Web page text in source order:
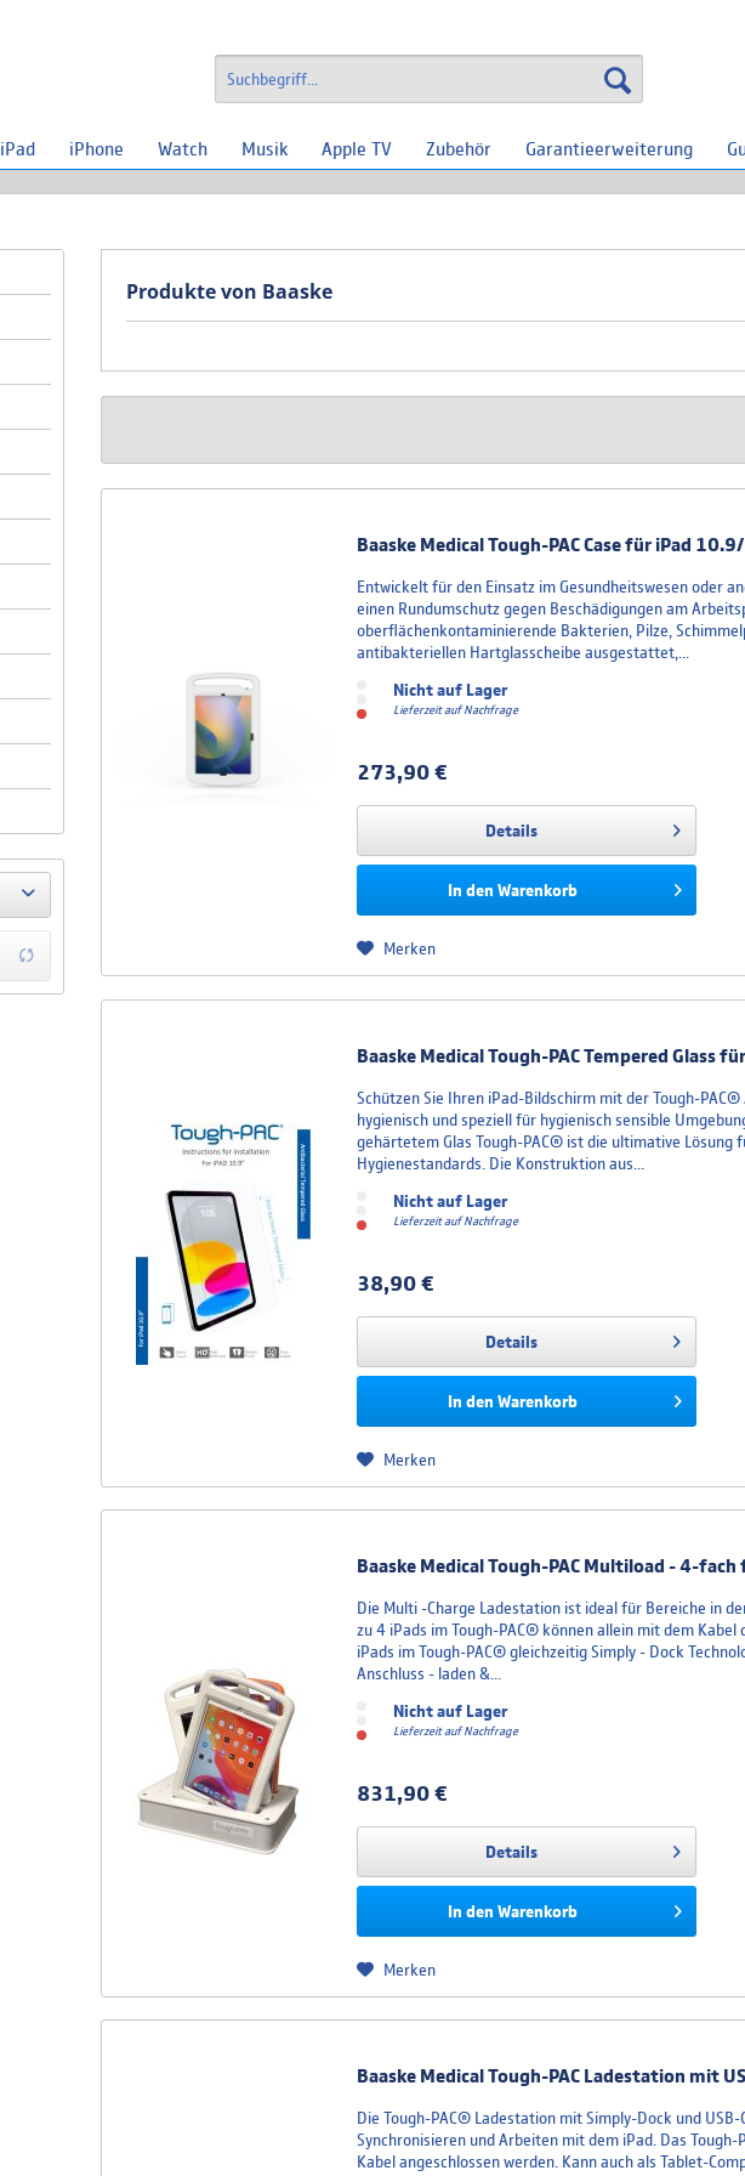
iPad iPhone Watch Musik Apple TV Zubehör Garantieerweiterung
Produkte von Baaske
Baaske Medical Tough-PAC Case für iPad
Entwickelt für den Einsatz im Gesundheitswesen oder
einen Rundumschutz gegen Beschädigungen am
oberflächenkontaminierende Bakterien, Pilze,
antibakteriellen Hartglasscheibe ausgestattet,...
Nicht auf Lager
Lieferzeit auf Nachfrage
273,90 €
Details
In den Warenkorb
Merken
Baaske Medical Tough-PAC Tempered
Schützen Sie Ihren iPad-Bildschirm mit der Tough-
hygienisch und speziell für hygienisch sensible
gehärtetem Glas Tough-PAC® ist die ultimative
Hygienestandards. Die Konstruktion aus...
Nicht auf Lager
Lieferzeit auf Nachfrage
38,90 €
Details
In den Warenkorb
Merken
Baaske Medical Tough-PAC Multiload - 4-fach
Die Multi -Charge Ladestation ist ideal für Bereiche in
zu 4 iPads im Tough-PAC® können allein mit dem
iPads im Tough-PAC® gleichzeitig Simply - Dock
Anschluss - laden &...
Nicht auf Lager
Lieferzeit auf Nachfrage
831,90 €
Details
In den Warenkorb
Merken
Baaske Medical Tough-PAC Ladestation mit
Die Tough-PAC® Ladestation mit Simply-Dock und
Synchronisieren und Arbeiten mit dem iPad. Das
Kabel angeschlossen werden. Kann auch als Tablet-